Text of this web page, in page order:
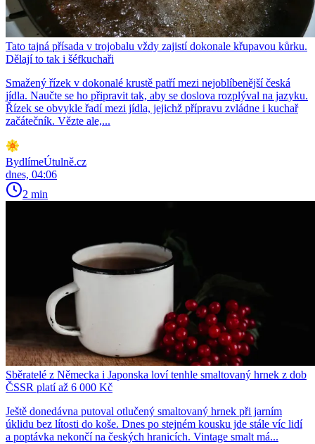
Tato tajná přísada v trojobalu vždy zajistí dokonale křupavou kůrku.
Dělají to tak i šéfkuchaři
Smažený řízek v dokonalé krustě patří mezi nejoblíbenější česká
jídla. Naučte se ho připravit tak, aby se doslova rozplýval na jazyku.
Řízek se obvykle řadí mezi jídla, jejichž přípravu zvládne i kuchař
začátečník. Vězte ale,...
BydlímeÚtulně.cz
dnes, 04:06
2 min
Sběratelé z Německa i Japonska loví tenhle smaltovaný hrnek z dob
ČSSR platí až 6 000 Kč
Ještě donedávna putoval otlučený smaltovaný hrnek při jarním
úklidu bez lítosti do koše. Dnes po stejném kousku jde stále víc lidí
a poptávka nekončí na českých hranicích. Vintage smalt má...